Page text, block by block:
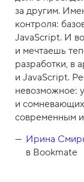
за другим.
контроля:
JavaScript. И
и мечтаешь
разработки, в
и JavaScript.
невозможное:
и
современным
Ирина
в Bookmate